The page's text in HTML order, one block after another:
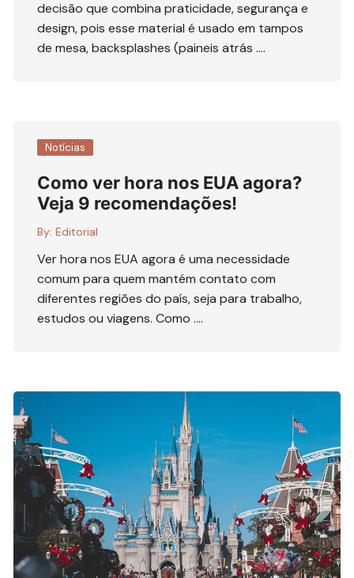
decisão que combina praticidade, segurança e
design, pois esse material é usado em tampos
de mesa, backsplashes (paineis atrás ….
Notícias
Como ver hora nos EUA agora?
Veja 9 recomendações!
By: Editorial
Ver hora nos EUA agora é uma necessidade
comum para quem mantém contato com
diferentes regiões do país, seja para trabalho,
estudos ou viagens. Como ….